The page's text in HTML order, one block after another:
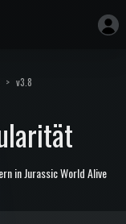
v3.8
in Jurassic World Alive